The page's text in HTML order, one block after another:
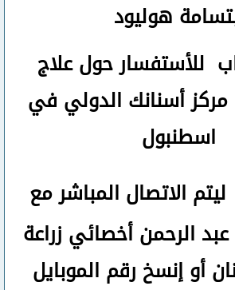
هوليود
للأستفسار حول علاج
أسنانك الدولي في
اسطنبول
ليتم الاتصال المباشر مع
الرحمن أخصائي زراعة
أوإنسخ رقم الموبايل